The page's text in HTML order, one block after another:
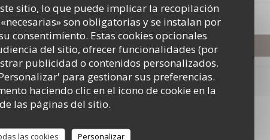
sitio, lo que puede implicar la recopilación
son obligatorias y se instalan por
consentimiento. Estas cookies opcionales
del sitio, ofrecer funcionalidades (por
publicidad o contenidos personalizados.
para gestionar sus preferencias.
haciendo clic en el icono de cookie en la
las páginas del sitio.
las cookies
Personalizar
:5/5 Ambiente: 5/5 Menú:5/5 Calidad / Precio: 5/5
le manger très bon je passe toujours un très bon